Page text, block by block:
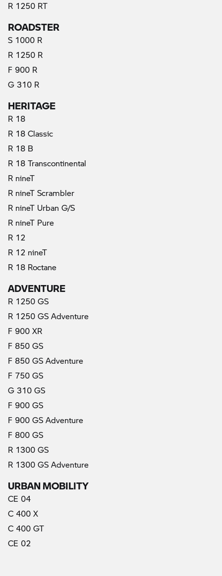
R 1250 RT
ROADSTER
S 1000 R
R 1250 R
F 900 R
G 310 R
HERITAGE
R 18
R 18 Classic
R 18 B
R 18 Transcontinental
R nineT
R nineT Scrambler
R nineT Urban G/S
R nineT Pure
R 12
R 12 nineT
R 18 Roctane
ADVENTURE
R 1250 GS
R 1250 GS Adventure
F 900 XR
F 850 GS
F 850 GS Adventure
F 750 GS
G 310 GS
F 900 GS
F 900 GS Adventure
F 800 GS
R 1300 GS
R 1300 GS Adventure
URBAN MOBILITY
CE 04
C 400 X
C 400 GT
CE 02